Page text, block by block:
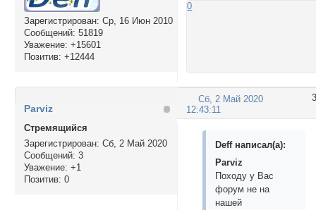
Зарегистрирован: Ср, 16 Июн 2010
Сообщений: 51819
Уважение: +15601
Позитив: +12444
0
3
Сб, 2 Май 2020
12:43:11
Parviz
Стремящийся
Зарегистрирован: Сб, 2 Май 2020
Сообщений: 3
Уважение: +1
Позитив: 0
Deff написал(а):
Parviz
Походу у Вас
форум не на
нашей